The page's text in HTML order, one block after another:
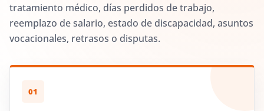
tratamiento médico, días perdidos de trabajo,
reemplazo de salario, estado de discapacidad, asuntos
vocacionales, retrasos o disputas.
01